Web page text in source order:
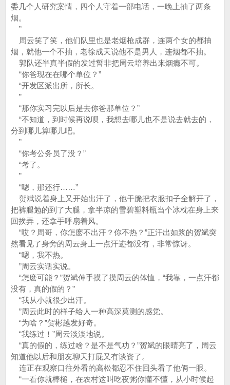
委几个人研究案情，四个人守着一部电话，一晚上抽了两条
烟。
”
周云笑了笑，他们队里也是老烟枪成群，连两个女的都抽
烟，就他一个不抽，老徐成天说他不是男人，连烟都不抽。
郭队还半真半假的发过誓非把周云培养出来烟瘾不可。
“你爸现在在哪个单位？”
“开发区派出所，所长。
”
“那你实习完以后是去你爸那单位？”
“不知道，到时候再说呗，我想去哪儿也不是说去就去的，
分到哪儿算哪儿吧。
”
“你考公务员了没？”
“考了。
”
“嗯，那还行……”
贺斌说着身上又开始出汗了，他干脆把衣服扣子全解开了，
把裤腿勉的到了大腿，拿半凉的雪碧塑料瓶当个冰枕在身上来
回挨弄，还拿手呼扇着风。
“哎？周哥，你怎麽不出汗？你不热？”正汗出如浆的贺斌突
然看见了身旁的周云身上一点汗迹都没有，非常惊讶。
“嗯，我不热。
”周云实话实说。
“怎麽可能？”贺斌伸手摸了摸周云的体恤，“我靠，一点汗都
没有，真的假的？”
“我从小就很少出汗。
”周云此时的样子给人一种高深莫测的感觉。
“为啥？”贺彬越发好奇。
“我练过！”周云淡淡地说。
“真的假的，练过啥？是不是气功？”贺斌的眼睛亮了，周云
知道他以后和朋友聊天打屁又有谈资了。
连正在观察口往外看的高松都忍不住回头看了他俩一眼。
“一看你就棒槌，在农村这叫吃夜粥你懂不懂，从小时候起